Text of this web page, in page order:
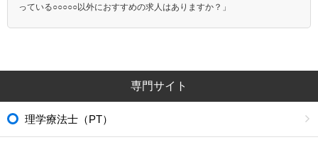
っている○○○○○以外におすすめの求人はありますか？」
専門サイト
理学療法士（PT）